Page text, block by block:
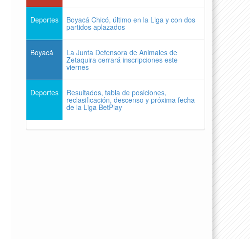
Deportes Boyacá Chicó, último en la Liga y con dos
partidos aplazados
Boyacá La Junta Defensora de Animales de
Zetaquira cerrará inscripciones este
viernes
Deportes Resultados, tabla de posiciones,
reclasificación, descenso y próxima fecha
de la Liga BetPlay